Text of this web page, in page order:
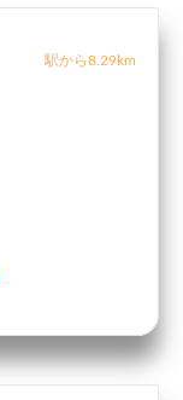
駅から8.29km